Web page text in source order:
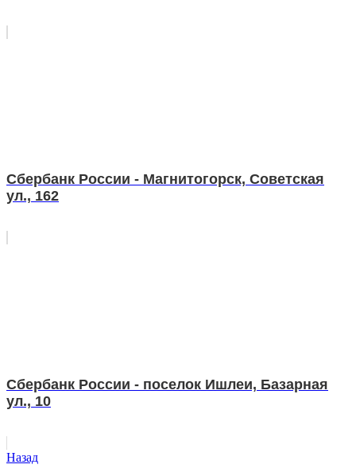
Сбербанк России - Магнитогорск, Советская
ул., 162
Сбербанк России - поселок Ишлеи, Базарная
ул., 10
Назад